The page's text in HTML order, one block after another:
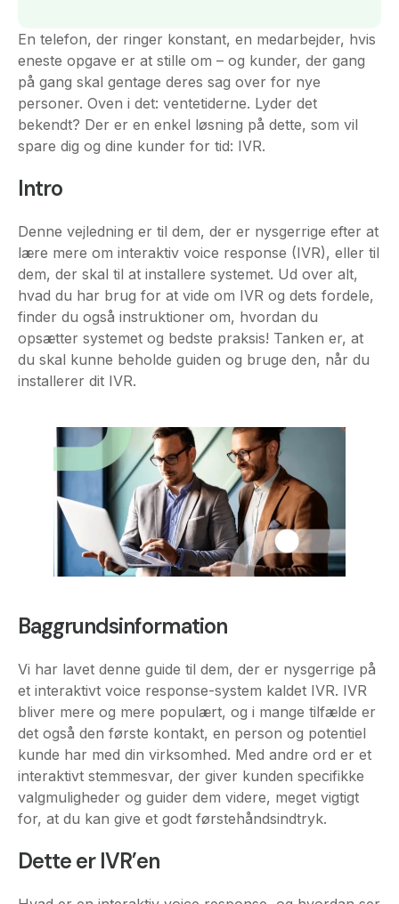
En telefon, der ringer konstant, en medarbejder, hvis
eneste opgave er at stille om – og kunder, der gang
på gang skal gentage deres sag over for nye
personer. Oven i det: ventetiderne. Lyder det
bekendt? Der er en enkel løsning på dette, som vil
spare dig og dine kunder for tid: IVR.
Intro
Denne vejledning er til dem, der er nysgerrige efter at
lære mere om interaktiv voice response (IVR), eller til
dem, der skal til at installere systemet. Ud over alt,
hvad du har brug for at vide om IVR og dets fordele,
finder du også instruktioner om, hvordan du
opsætter systemet og bedste praksis! Tanken er, at
du skal kunne beholde guiden og bruge den, når du
installerer dit IVR.
Baggrundsinformation
Vi har lavet denne guide til dem, der er nysgerrige på
et interaktivt voice response-system kaldet IVR. IVR
bliver mere og mere populært, og i mange tilfælde er
det også den første kontakt, en person og potentiel
kunde har med din virksomhed. Med andre ord er et
interaktivt stemmesvar, der giver kunden specifikke
valgmuligheder og guider dem videre, meget vigtigt
for, at du kan give et godt førstehåndsindtryk.
Dette er IVR’en